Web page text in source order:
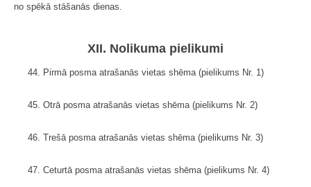
no spēkā stāšanās dienas.
XII. Nolikuma pielikumi
44. Pirmā posma atrašanās vietas shēma (pielikums Nr. 1)
45. Otrā posma atrašanās vietas shēma (pielikums Nr. 2)
46. Trešā posma atrašanās vietas shēma (pielikums Nr. 3)
47. Ceturtā posma atrašanās vietas shēma (pielikums Nr. 4)